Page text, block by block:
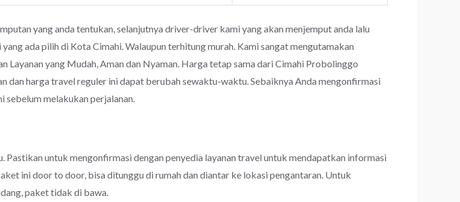
yang anda tentukan, selanjutnya driver-driver kami yang akan menjemput anda lalu
ada pilih di Kota Cimahi. Walaupun terhitung murah. Kami sangat mengutamakan
Layanan yang Mudah, Aman dan Nyaman. Harga tetap sama dari Cimahi Probolinggo
harga travel reguler ini dapat berubah sewaktu-waktu. Sebaiknya Anda mengonfirmasi
sebelum melakukan perjalanan.
untuk mengonfirmasi dengan penyedia layanan travel untuk mendapatkan informasi
ini door to door, bisa ditunggu di rumah dan diantar ke lokasi pengantaran. Untuk
paket tidak di bawa.